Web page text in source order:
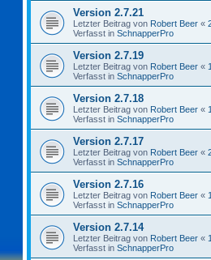
Version 2.7.21
Letzter Beitrag von Robert Beer «
Verfasst in SchnapperPro
Version 2.7.19
Letzter Beitrag von Robert Beer «
Verfasst in SchnapperPro
Version 2.7.18
Letzter Beitrag von Robert Beer «
Verfasst in SchnapperPro
Version 2.7.17
Letzter Beitrag von Robert Beer «
Verfasst in SchnapperPro
Version 2.7.16
Letzter Beitrag von Robert Beer «
Verfasst in SchnapperPro
Version 2.7.14
Letzter Beitrag von Robert Beer «
Verfasst in SchnapperPro